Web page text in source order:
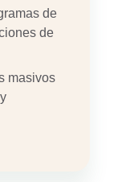
de
de
masivos